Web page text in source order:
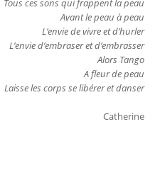
Tous ces sons qui frappent la peau
Avant le peau à peau
L’envie de vivre et d’hurler
L’envie d’embraser et d’embrasser
Alors Tango
A fleur de peau
Laisse les corps se libérer et danser
Catherine